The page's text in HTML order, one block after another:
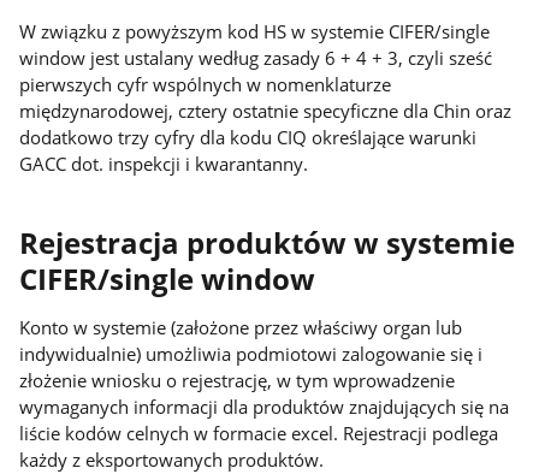
W związku z powyższym kod HS w systemie CIFER/single
window jest ustalany według zasady 6 + 4 + 3, czyli sześć
pierwszych cyfr wspólnych w nomenklaturze
międzynarodowej, cztery ostatnie specyficzne dla Chin oraz
dodatkowo trzy cyfry dla kodu CIQ określające warunki
GACC dot. inspekcji i kwarantanny.
Rejestracja produktów w systemie
CIFER/single window
Konto w systemie (założone przez właściwy organ lub
indywidualnie) umożliwia podmiotowi zalogowanie się i
złożenie wniosku o rejestrację, w tym wprowadzenie
wymaganych informacji dla produktów znajdujących się na
liście kodów celnych w formacie excel. Rejestracji podlega
każdy z eksportowanych produktów.